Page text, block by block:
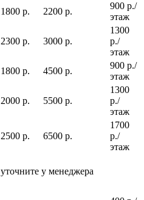
1800 р. 2200 р.
900 р./
этаж
2300 р. 3000 р.
1300
р./
этаж
1800 р. 4500 р.
900 р./
этаж
2000 р. 5500 р.
1300
р./
этаж
2500 р. 6500 р.
1700
р./
этаж
уточните у менеджера